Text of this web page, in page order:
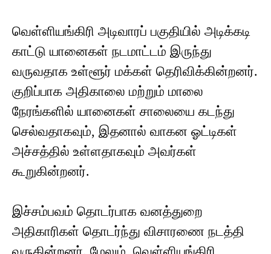
வெள்ளியங்கிரி அடிவாரப் பகுதியில் அடிக்கடி
காட்டு யானைகள் நடமாட்டம் இருந்து
வருவதாக உள்ளூர் மக்கள் தெரிவிக்கின்றனர்.
குறிப்பாக அதிகாலை மற்றும் மாலை
நேரங்களில் யானைகள் சாலையை கடந்து
செல்வதாகவும், இதனால் வாகன ஓட்டிகள்
அச்சத்தில் உள்ளதாகவும் அவர்கள்
கூறுகின்றனர்.
இச்சம்பவம் தொடர்பாக வனத்துறை
அதிகாரிகள் தொடர்ந்து விசாரணை நடத்தி